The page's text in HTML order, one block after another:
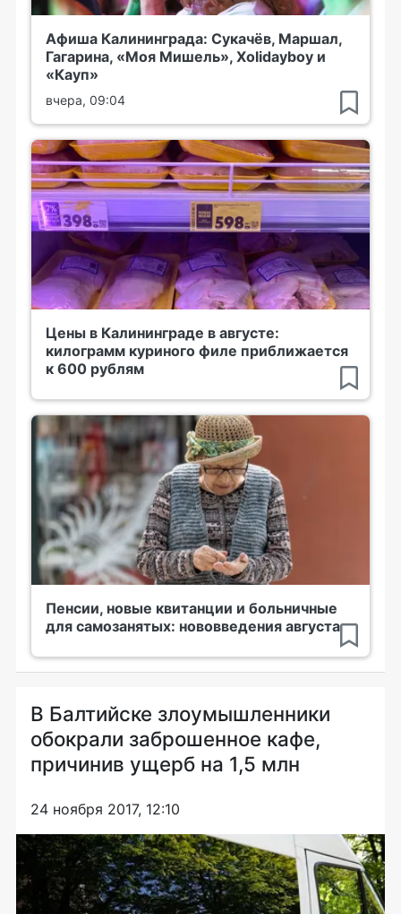
Афиша Калининграда: Сукачёв, Маршал,
Гагарина, «Моя Мишель», Xolidayboy и
«Кауп»
вчера, 09:04
Цены в Калининграде в августе:
килограмм куриного филе приближается
к 600 рублям
Пенсии, новые квитанции и больничные
для самозанятых: нововведения августа
В Балтийске злоумышленники
обокрали заброшенное кафе,
причинив ущерб на 1,5 млн
24 ноября 2017, 12:10